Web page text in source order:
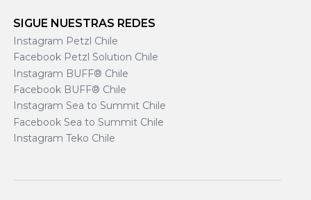
SIGUE NUESTRAS REDES
Instagram Petzl Chile
Facebook Petzl Solution Chile
Instagram BUFF® Chile
Facebook BUFF® Chile
Instagram Sea to Summit Chile
Facebook Sea to Summit Chile
Instagram Teko Chile